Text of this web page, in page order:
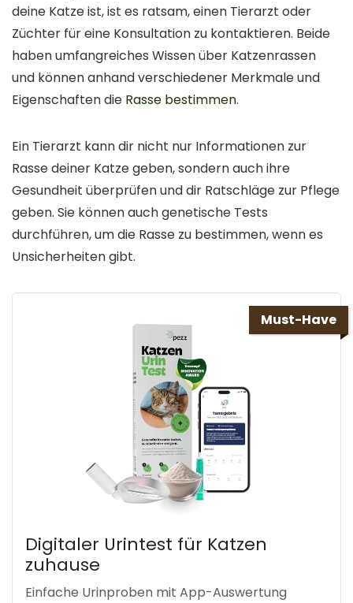
deine Katze ist, ist es ratsam, einen Tierarzt oder
Züchter für eine Konsultation zu kontaktieren. Beide
haben umfangreiches Wissen über Katzenrassen
und können anhand verschiedener Merkmale und
Eigenschaften die Rasse bestimmen.
Ein Tierarzt kann dir nicht nur Informationen zur
Rasse deiner Katze geben, sondern auch ihre
Gesundheit überprüfen und dir Ratschläge zur Pflege
geben. Sie können auch genetische Tests
durchführen, um die Rasse zu bestimmen, wenn es
Unsicherheiten gibt.
Must-Have
Digitaler Urintest für Katzen
zuhause
Einfache Urinproben mit App-Auswertung